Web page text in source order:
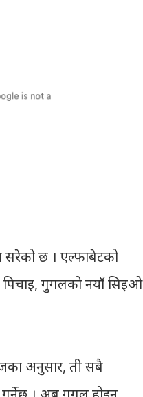
छ । एल्फाबेटको
पिचाइ, गुगलको नयाँ सिइओ
अनुसार, ती सबै